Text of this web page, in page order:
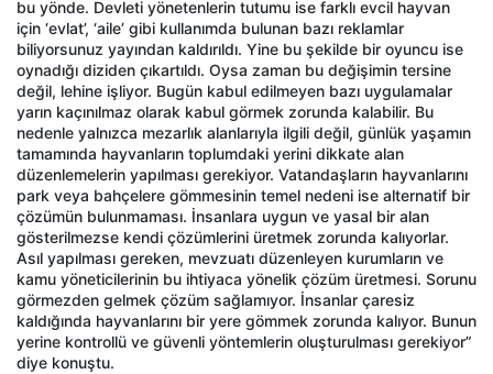
bu yönde. Devleti yönetenlerin tutumu ise farklı evcil hayvan
için ‘evlat’, ‘aile’ gibi kullanımda bulunan bazı reklamlar
biliyorsunuz yayından kaldırıldı. Yine bu şekilde bir oyuncu ise
oynadığı diziden çıkartıldı. Oysa zaman bu değişimin tersine
değil, lehine işliyor. Bugün kabul edilmeyen bazı uygulamalar
yarın kaçınılmaz olarak kabul görmek zorunda kalabilir. Bu
nedenle yalnızca mezarlık alanlarıyla ilgili değil, günlük yaşamın
tamamında hayvanların toplumdaki yerini dikkate alan
düzenlemelerin yapılması gerekiyor. Vatandaşların hayvanlarını
park veya bahçelere gömmesinin temel nedeni ise alternatif bir
çözümün bulunmaması. İnsanlara uygun ve yasal bir alan
gösterilmezse kendi çözümlerini üretmek zorunda kalıyorlar.
Asıl yapılması gereken, mevzuatı düzenleyen kurumların ve
kamu yöneticilerinin bu ihtiyaca yönelik çözüm üretmesi. Sorunu
görmezden gelmek çözüm sağlamıyor. İnsanlar çaresiz
kaldığında hayvanlarını bir yere gömmek zorunda kalıyor. Bunun
yerine kontrollü ve güvenli yöntemlerin oluşturulması gerekiyor”
diye konuştu.